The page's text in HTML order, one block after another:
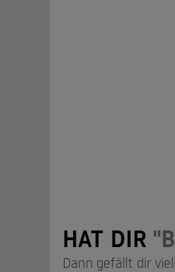
HAT DIR
Dann gefällt dir